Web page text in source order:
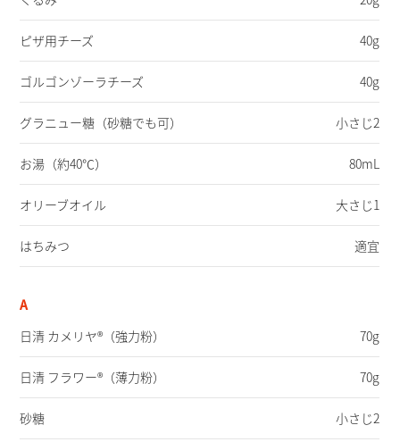
ピザ用チーズ 40g
ゴルゴンゾーラチーズ 40g
グラニュー糖 （砂糖でも可） 小さじ2
お湯 （約40℃） 80mL
オリーブオイル 大さじ1
はちみつ 適宜
A
日清 カメリヤ®（強力粉）
70g
日清 フラワー®（薄力粉） 70g
砂糖 小さじ2